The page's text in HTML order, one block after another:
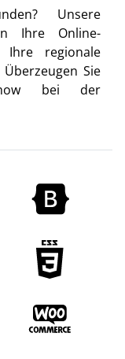
Unsere
Ihre Online-
regionale
Sie
bei der